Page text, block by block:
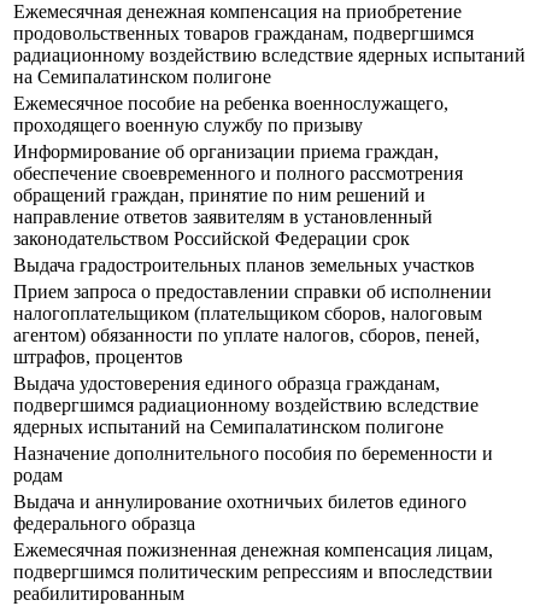
Ежемесячная денежная компенсация на приобретение
продовольственных товаров гражданам, подвергшимся
радиационному воздействию вследствие ядерных испытаний
на Семипалатинском полигоне
Ежемесячное пособие на ребенка военнослужащего,
проходящего военную службу по призыву
Информирование об организации приема граждан,
обеспечение своевременного и полного рассмотрения
обращений граждан, принятие по ним решений и
направление ответов заявителям в установленный
законодательством Российской Федерации срок
Выдача градостроительных планов земельных участков
Прием запроса о предоставлении справки об исполнении
налогоплательщиком (плательщиком сборов, налоговым
агентом) обязанности по уплате налогов, сборов, пеней,
штрафов, процентов
Выдача удостоверения единого образца гражданам,
подвергшимся радиационному воздействию вследствие
ядерных испытаний на Семипалатинском полигоне
Назначение дополнительного пособия по беременности и
родам
Выдача и аннулирование охотничьих билетов единого
федерального образца
Ежемесячная пожизненная денежная компенсация лицам,
подвергшимся политическим репрессиям и впоследствии
реабилитированным